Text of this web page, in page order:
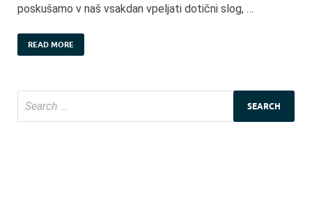
poskušamo v naš vsakdan vpeljati dotični slog, …
READ MORE